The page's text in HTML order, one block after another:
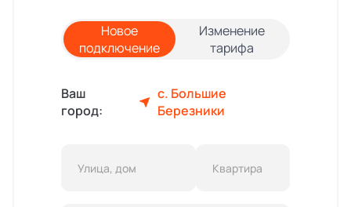
Новое
подключение
Изменение
тарифа
Ваш
город:
с. Большие
Березники